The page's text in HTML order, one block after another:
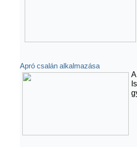
Apró csalán alkalmazása